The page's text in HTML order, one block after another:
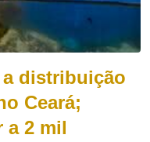
distribuição
Ceará;
a 2 mil